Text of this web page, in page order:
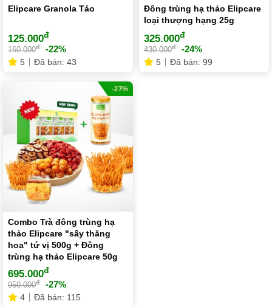
Elipcare Granola Táo
125.000đ
160.000đ -22%
5 Đã bán: 43
Đông trùng hạ thảo Elipcare
loại thượng hạng 25g
325.000đ
430.000đ -24%
5 Đã bán: 99
-27%
Combo Trà đông trùng hạ
thảo Elipcare "sấy thăng
hoa" tứ vị 500g + Đông
trùng hạ thảo Elipcare 50g
695.000đ
950.000đ -27%
4 Đã bán: 115